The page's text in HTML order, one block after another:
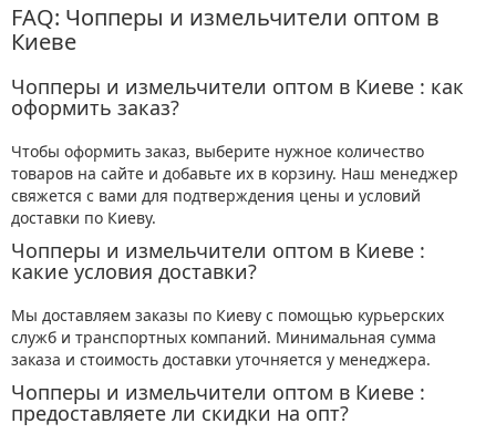
FAQ: Чопперы и измельчители оптом в
Киеве
Чопперы и измельчители оптом в Киеве : как
оформить заказ?
Чтобы оформить заказ, выберите нужное количество
товаров на сайте и добавьте их в корзину. Наш менеджер
свяжется с вами для подтверждения цены и условий
доставки по Киеву.
Чопперы и измельчители оптом в Киеве :
какие условия доставки?
Мы доставляем заказы по Киеву с помощью курьерских
служб и транспортных компаний. Минимальная сумма
заказа и стоимость доставки уточняется у менеджера.
Чопперы и измельчители оптом в Киеве :
предоставляете ли скидки на опт?